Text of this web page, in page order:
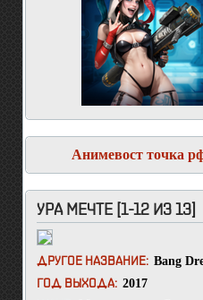
Анимевост точка
УРА МЕЧТЕ [1-12 ИЗ 13]
ДРУГОЕ НАЗВАНИЕ: Bang
ГОД ВЫХОДА: 2017